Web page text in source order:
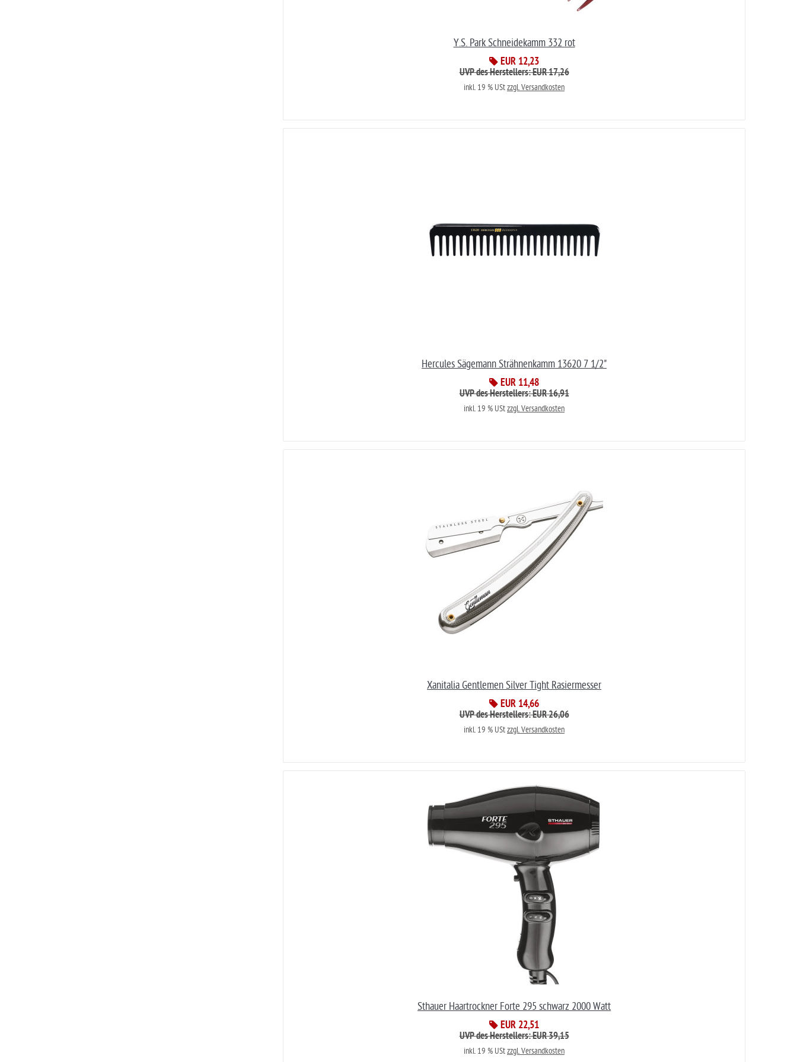
Y.S. Park Schneidekamm 332 rot
EUR 12,23
UVP des Herstellers: EUR 17,26
inkl. 19 % UStzzgl. Versandkosten
Hercules Sägemann Strähnenkamm 13620 7 1/2"
EUR 11,48
UVP des Herstellers: EUR 16,91
inkl. 19 % UStzzgl. Versandkosten
Xanitalia Gentlemen Silver Tight Rasiermesser
EUR 14,66
UVP des Herstellers: EUR 26,06
inkl. 19 % UStzzgl. Versandkosten
Sthauer Haartrockner Forte 295 schwarz 2000 Watt
EUR 22,51
UVP des Herstellers: EUR 39,15
inkl. 19 % UStzzgl. Versandkosten